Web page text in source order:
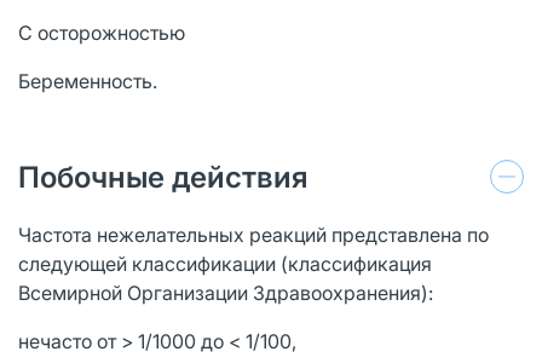
С осторожностью
Беременность.
Побочные действия
Частота нежелательных реакций представлена по
следующей классификации (классификация
Всемирной Организации Здравоохранения):
нечасто от > 1/1000 до < 1/100,